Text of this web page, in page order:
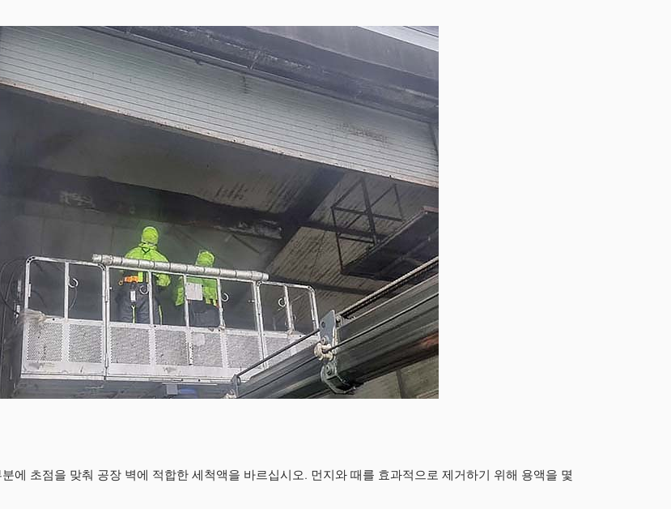
에 초점을 맞춰 공장 벽에 적합한 세척액을 바르십시오. 먼지와 때를 효과적으로 제거하기 위해 용액을 몇